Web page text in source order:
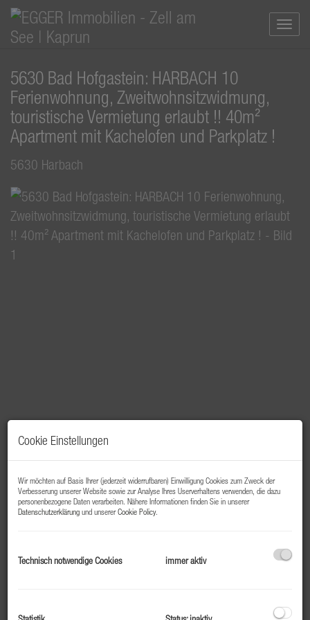
5630 Bad Hofgastein: HARBACH 10
Ferienwohnung, Zweitwohnsitzwidmung,
touristische Vermietung erlaubt !! 40m²
Apartment mit Kachelofen und Parkplatz !
5630 Harbach
Zum Verkauft steht dieses leicht renovierungsbedürftige
Cookie Einstellungen
Wir möchten auf Basis Ihrer (jederzeit widerrufbaren) Einwilligung Cookies zum Zweck der
Verbesserung unserer Website sowie zur Analyse Ihres Userverhaltens verwenden, die dazu
personenbezogene Daten verarbeiten. Nähere Informationen finden Sie in unserer
Datenschutzerklärung und unsererCookie Policy.
Technisch notwendige Cookies immer aktiv